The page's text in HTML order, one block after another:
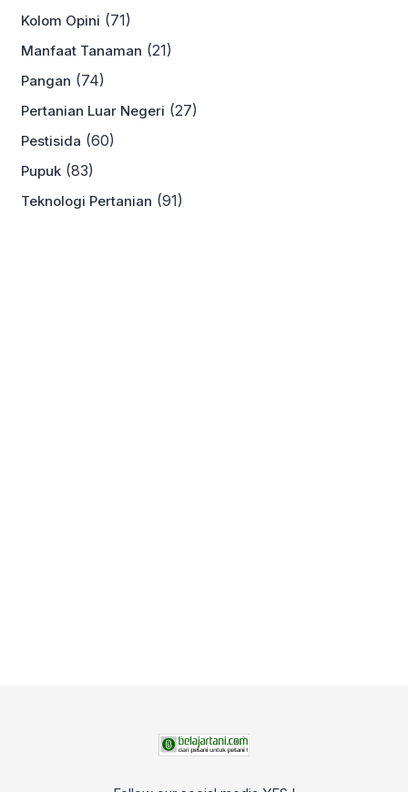
Kolom Opini (71)
Manfaat Tanaman (21)
Pangan (74)
Pertanian Luar Negeri (27)
Pestisida (60)
Pupuk (83)
Teknologi Pertanian (91)